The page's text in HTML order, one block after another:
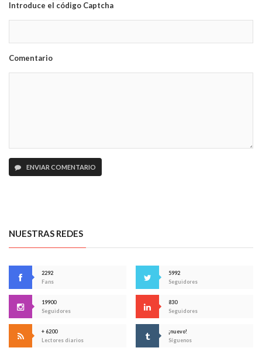
Introduce el código Captcha
Comentario
ENVIAR COMENTARIO
NUESTRAS REDES
2292
Fans
5992
Seguidores
19900
Seguidores
830
Seguidores
+ 6200
Lectores diarios
¡nuevo!
Síguenos